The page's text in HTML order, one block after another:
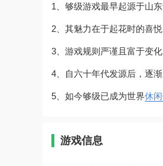
1、够级游戏最早起源于山东
2、其魅力在于起花时的喜
3、游戏规则严谨且富于变
4、自六十年代发源后，逐
5、如今够级已成为世界休闲
游戏信息